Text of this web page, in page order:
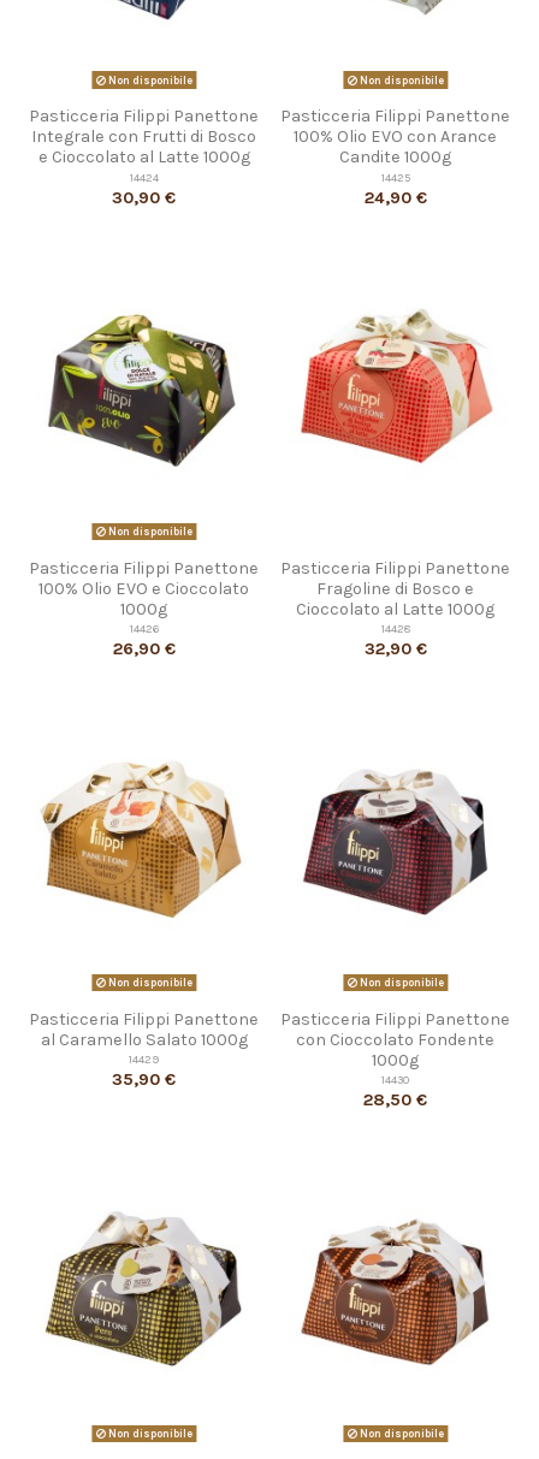
Non disponibile
Pasticceria Filippi Panettone
Integrale con Frutti di Bosco
e Cioccolato al Latte 1000g
14424
30,90 €
Non disponibile
Pasticceria Filippi Panettone
100% Olio EVO con Arance
Candite 1000g
14425
24,90 €
Non disponibile
Pasticceria Filippi Panettone
100% Olio EVO e Cioccolato
1000g
14426
26,90 €
Pasticceria Filippi Panettone
Fragoline di Bosco e
Cioccolato al Latte 1000g
14428
32,90 €
Non disponibile
Pasticceria Filippi Panettone
al Caramello Salato 1000g
14429
35,90 €
Non disponibile
Pasticceria Filippi Panettone
con Cioccolato Fondente
1000g
14430
28,50 €
Non disponibile Non disponibile